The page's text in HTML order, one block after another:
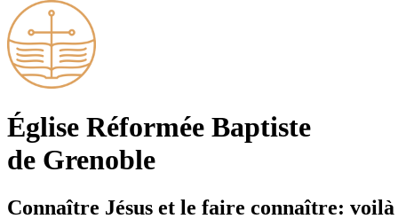
Église Ré­for­mée Bap­tiste
de Grenoble
Connaître Jésus et le faire connaître: